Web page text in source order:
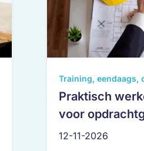
Training, eendaags,
Praktisch
voor
uitvoerende
12-11-2026
Dit
product
meerdere
variaties.